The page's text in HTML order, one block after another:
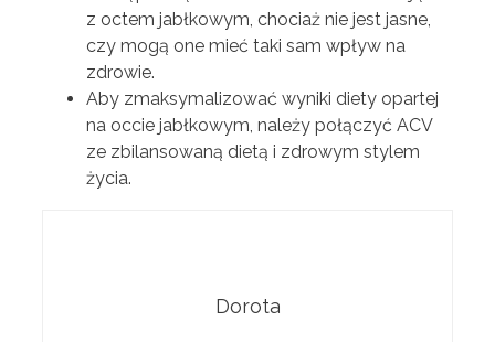
z octem jabłkowym, chociaż nie jest jasne,
czy mogą one mieć taki sam wpływ na
zdrowie.
Aby zmaksymalizować wyniki diety opartej
na occie jabłkowym, należy połączyć ACV
ze zbilansowaną dietą i zdrowym stylem
życia.
Dorota